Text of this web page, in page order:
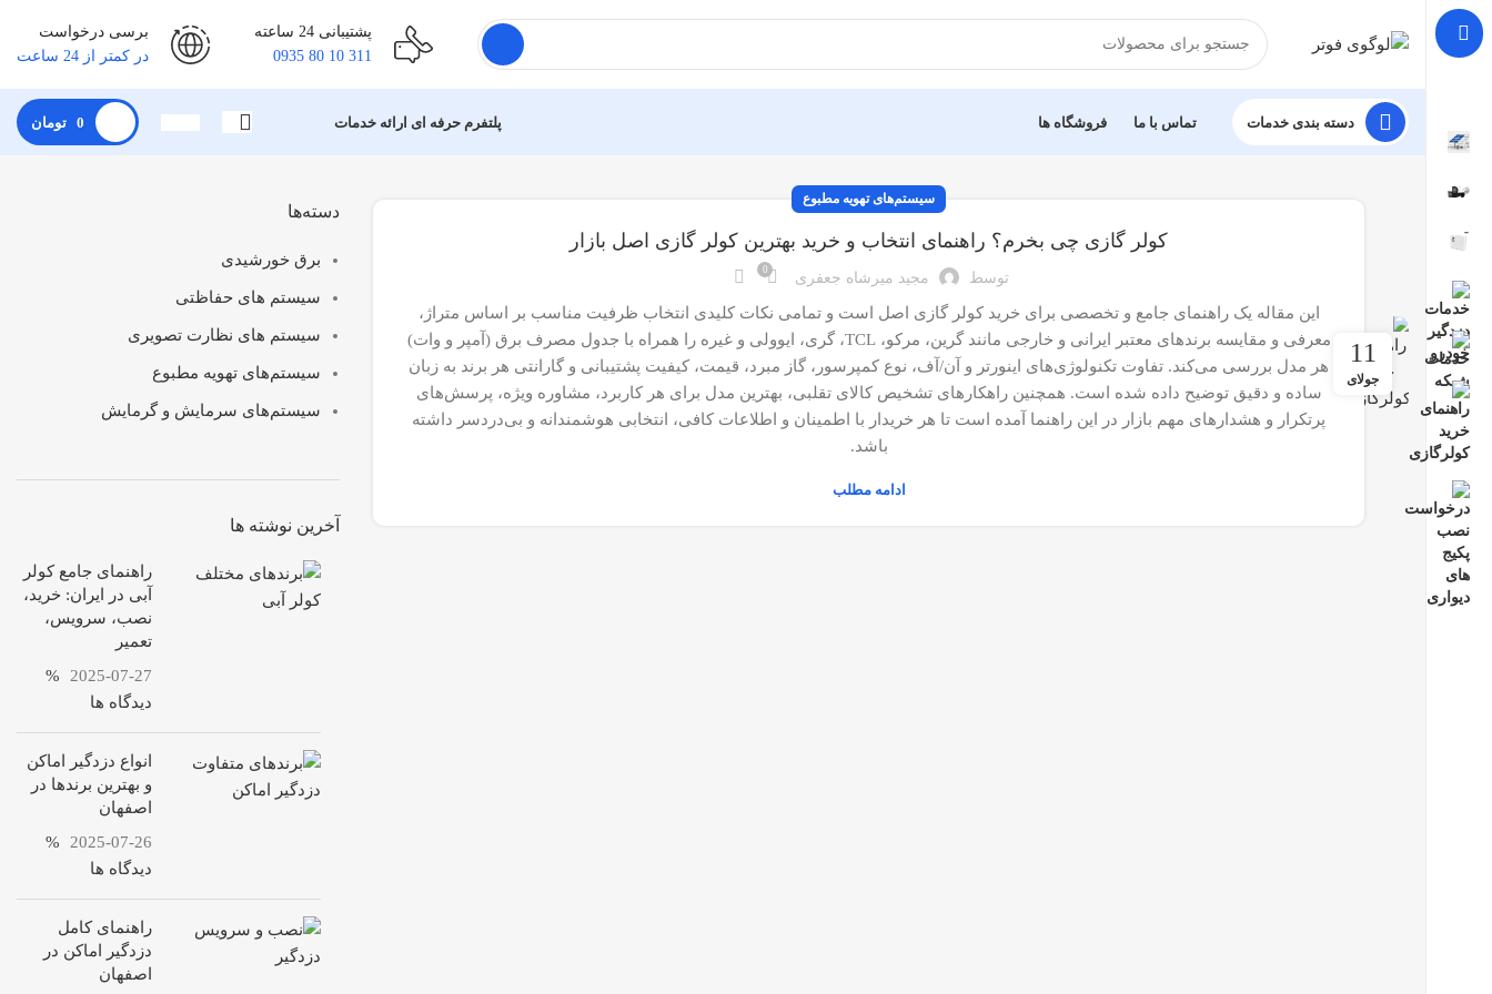
پشتیبانی 24 ساعته
311 10 80 0935
برسی درخواست
در کمتر از 24 ساعت
دسته بندی خدمات تماس با ما فروشگاه ها پلتفرم حرفه ای ارائه خدمات 0 تومان
11
جولای
سیستم‌های تهویه مطبوع
کولر گازی چی بخرم؟ راهنمای انتخاب و خرید بهترین کولر گازی اصل بازار
توسط مجید میرشاه جعفری 0
این مقاله یک راهنمای جامع و تخصصی برای خرید کولر گازی اصل است و تمامی نکات کلیدی انتخاب ظرفیت مناسب بر اساس متراژ،
معرفی و مقایسه برندهای معتبر ایرانی و خارجی مانند گرین، مرکو، TCL، گری، ایوولی و غیره را همراه با جدول مصرف برق (آمپر و وات)
هر مدل بررسی می‌کند. تفاوت تکنولوژی‌های اینورتر و آن/آف، نوع کمپرسور، گاز مبرد، قیمت، کیفیت پشتیبانی و گارانتی هر برند به زبان
ساده و دقیق توضیح داده شده است. همچنین راهکارهای تشخیص کالای تقلبی، بهترین مدل برای هر کاربرد، مشاوره ویژه، پرسش‌های
پرتکرار و هشدارهای مهم بازار در این راهنما آمده است تا هر خریدار با اطمینان و اطلاعات کافی، انتخابی هوشمندانه و بی‌دردسر داشته
باشد.
ادامه مطلب
دسته‌ها
برق خورشیدی
سیستم های حفاظتی
سیستم های نظارت تصویری
سیستم‌های تهویه مطبوع
سیستم‌های سرمایش و گرمایش
آخرین نوشته ها
راهنمای جامع کولر
آبی در ایران: خرید،
نصب، سرویس،
تعمیر
2025-07-27
%
دیدگاه ها
انواع دزدگیر اماکن
و بهترین برندها در
اصفهان
2025-07-26
%
دیدگاه ها
راهنمای کامل
دزدگیر اماکن در
اصفهان